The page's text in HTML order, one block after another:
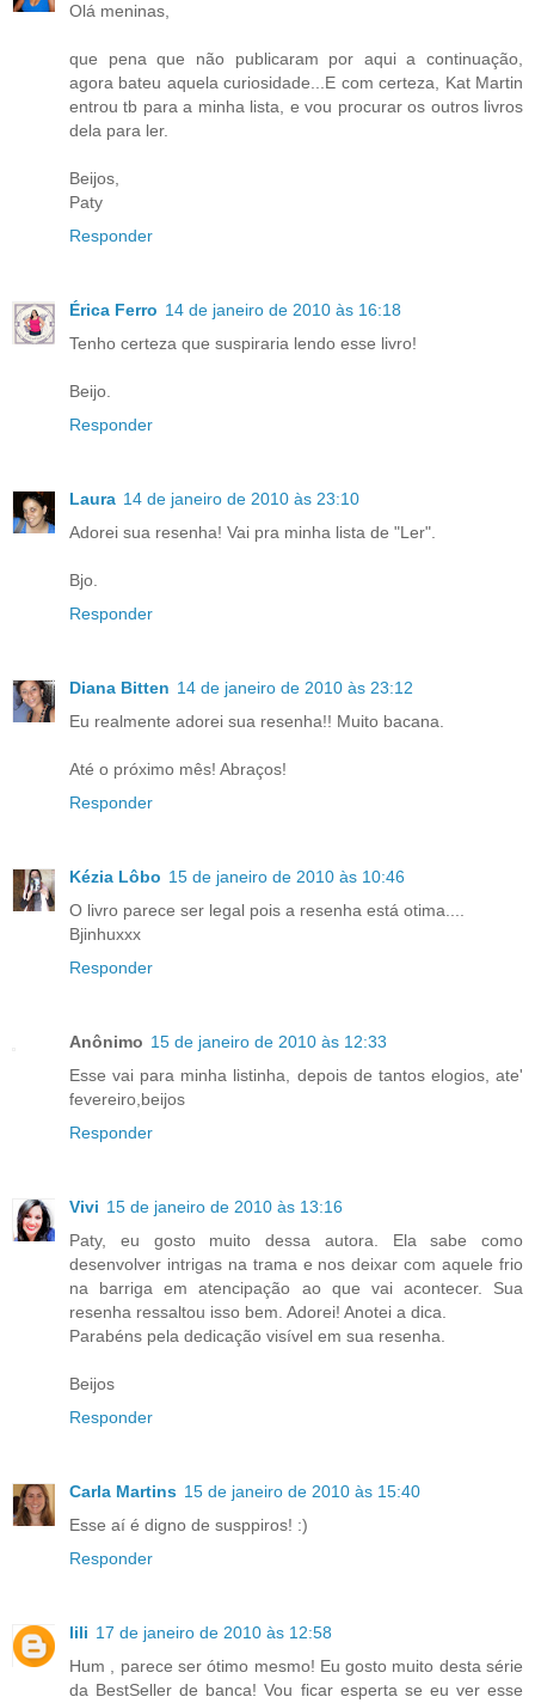
Olá meninas,
que pena que não publicaram por aqui a continuação,
agora bateu aquela curiosidade...E com certeza, Kat Martin
entrou tb para a minha lista, e vou procurar os outros livros
dela para ler.
Beijos,
Paty
Responder
Érica Ferro 14 de janeiro de 2010 às 16:18
Tenho certeza que suspiraria lendo esse livro!
Beijo.
Responder
Laura 14 de janeiro de 2010 às 23:10
Adorei sua resenha! Vai pra minha lista de "Ler".
Bjo.
Responder
Diana Bitten 14 de janeiro de 2010 às 23:12
Eu realmente adorei sua resenha!! Muito bacana.
Até o próximo mês! Abraços!
Responder
Kézia Lôbo 15 de janeiro de 2010 às 10:46
O livro parece ser legal pois a resenha está otima....
Bjinhuxxx
Responder
Anônimo 15 de janeiro de 2010 às 12:33
Esse vai para minha listinha, depois de tantos elogios, ate'
fevereiro,beijos
Responder
Vivi 15 de janeiro de 2010 às 13:16
Paty, eu gosto muito dessa autora. Ela sabe como
desenvolver intrigas na trama e nos deixar com aquele frio
na barriga em atencipação ao que vai acontecer. Sua
resenha ressaltou isso bem. Adorei! Anotei a dica.
Parabéns pela dedicação visível em sua resenha.
Beijos
Responder
Carla Martins 15 de janeiro de 2010 às 15:40
Esse aí é digno de susppiros! :)
Responder
lili 17 de janeiro de 2010 às 12:58
Hum , parece ser ótimo mesmo! Eu gosto muito desta série
da BestSeller de banca! Vou ficar esperta se eu ver esse